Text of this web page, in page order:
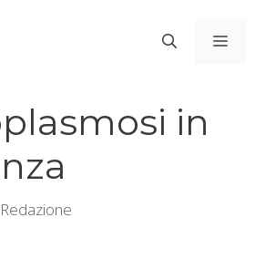
in
Redazione